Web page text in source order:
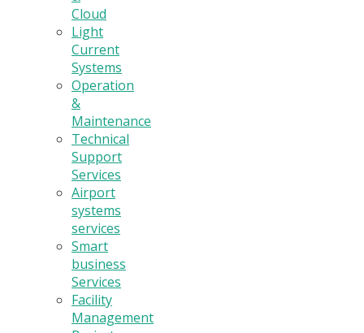
Cloud
Light
Current
Systems
Operation
&
Maintenance
Technical
Support
Services
Airport
systems
services
Smart
business
Services
Facility
Management